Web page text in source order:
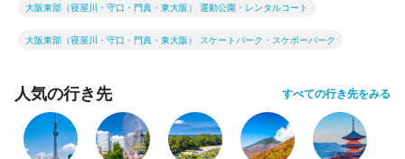
大阪東部（寝屋川・守口・門真・東大阪） 運動公園・レンタルコート
大阪東部（寝屋川・守口・門真・東大阪） スケートパーク・スケボーパーク
人気の行き先 すべての行き先をみる